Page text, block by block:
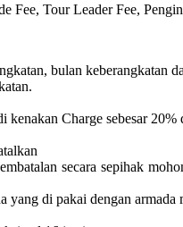
Fee, Tour Leader Fee,
bulan keberangkatan
Charge sebesar
secara sepihak
di pakai dengan